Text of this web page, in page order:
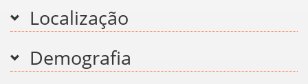
Localização
Demografia